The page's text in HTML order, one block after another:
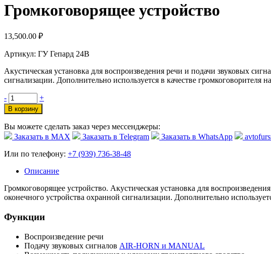
Громкоговорящее устройство
13,500.00 ₽
Артикул: ГУ Гепард 24В
Акустическая установка для воспроизведения речи и подачи звуковых
сигнализации. Дополнительно используется в качестве громкоговорителя
- +
В корзину
Вы можете сделать заказ через мессенджеры:
Заказать в МАХ
Заказать в Telegram Заказать в WhatsApp
Или по телефону: +7 (939) 736-38-48
Описание
Громкоговорящее устройство. Акустическая установка для
оконечного устройства охранной сигнализации. Дополнительно
Функции
Воспроизведение речи
Подачу звуковых сигналов AIR-HORN и MANUAL